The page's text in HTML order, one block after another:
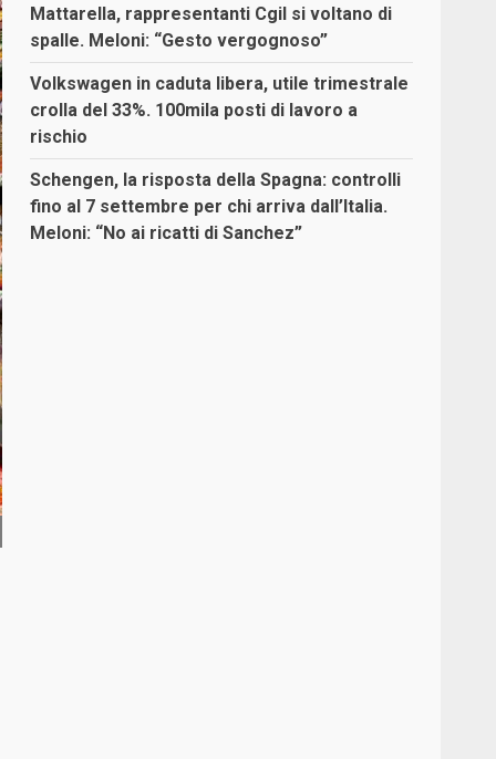
Mattarella, rappresentanti Cgil si voltano di
spalle. Meloni: “Gesto vergognoso”
Volkswagen in caduta libera, utile trimestrale
crolla del 33%. 100mila posti di lavoro a
rischio
Schengen, la risposta della Spagna: controlli
fino al 7 settembre per chi arriva dall’Italia.
Meloni: “No ai ricatti di Sanchez”